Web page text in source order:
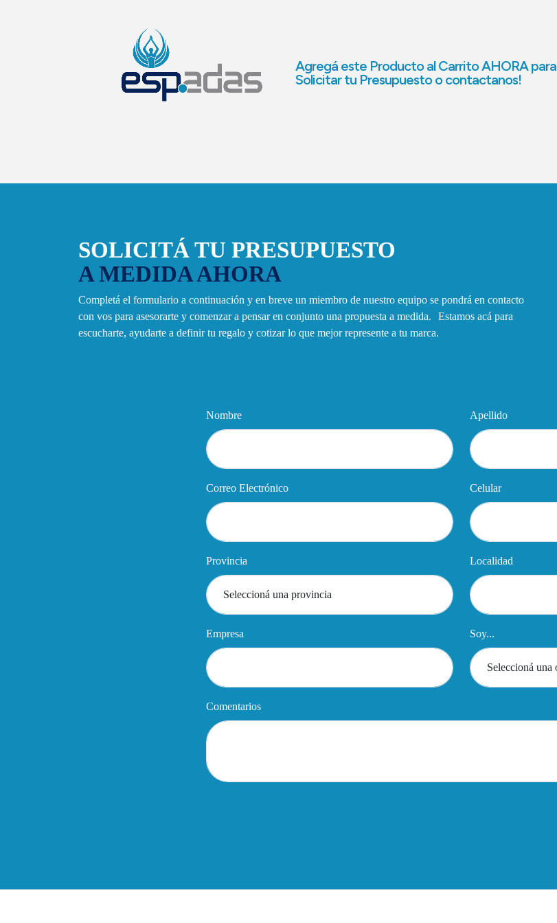
Agregá este Producto al Carrito AHORA para
Solicitar tu Presupuesto o contactanos!
SOLICITÁ TU PRESUPUESTO
A MEDIDA AHORA
Completá el formulario a continuación y en breve un miembro de nuestro equipo se pondrá en contacto
con vos para asesorarte y comenzar a pensar en conjunto una propuesta a medida. Estamos acá para
escucharte, ayudarte a definir tu regalo y cotizar lo que mejor represente a tu marca.
Nombre Apellido
Correo Electrónico Celular
Provincia Localidad
Empresa Soy...
Comentarios